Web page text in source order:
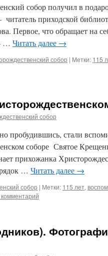
собор получил в
приходской
Первое, что обращает на
… Читать далее →
собор | Метки: 115
собор
пробудившись, стали
соборе Святое
прихожанка
… Читать далее →
собор | Метки: 115 лет,